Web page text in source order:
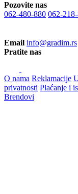
Pozovite nas
062-480-880 062-218-
Email info@gradim.rs
Pratite nas
O nama Reklamacije
privatnosti Plaćanje i
Brendovi